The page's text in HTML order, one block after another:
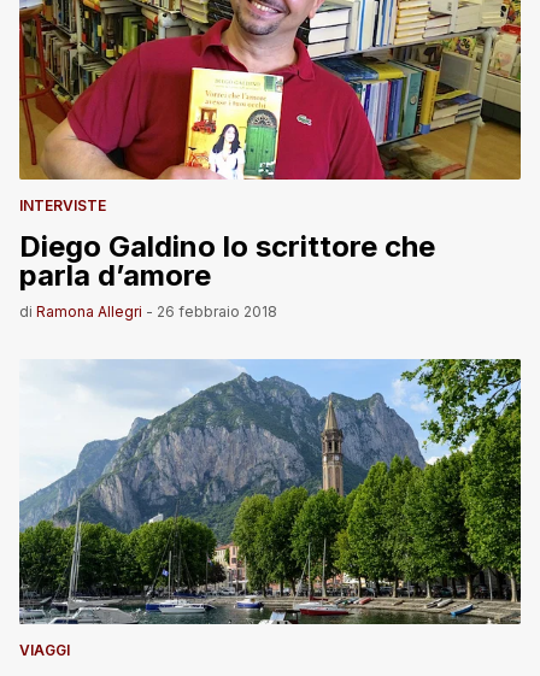
INTERVISTE
Diego Galdino lo scrittore che
parla d’amore
di Ramona Allegri - 26 febbraio 2018
VIAGGI